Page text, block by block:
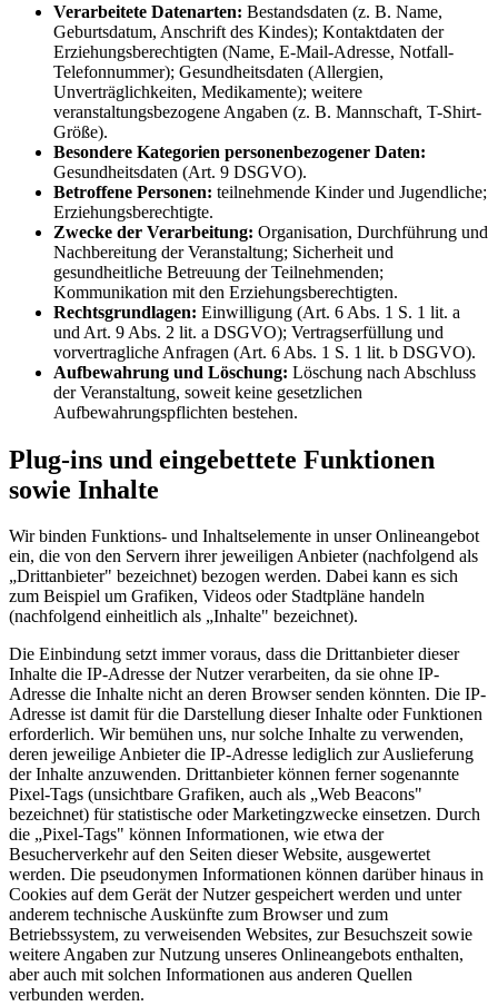
Verarbeitete Datenarten: Bestandsdaten (z. B. Name,
Geburtsdatum, Anschrift des Kindes); Kontaktdaten der
Erziehungsberechtigten (Name, E-Mail-Adresse, Notfall-
Telefonnummer); Gesundheitsdaten (Allergien,
Unverträglichkeiten, Medikamente); weitere
veranstaltungsbezogene Angaben (z. B. Mannschaft, T-Shirt-
Größe).
Besondere Kategorien personenbezogener Daten:
Gesundheitsdaten (Art. 9 DSGVO).
Betroffene Personen: teilnehmende Kinder und Jugendliche;
Erziehungsberechtigte.
Zwecke der Verarbeitung: Organisation, Durchführung und
Nachbereitung der Veranstaltung; Sicherheit und
gesundheitliche Betreuung der Teilnehmenden;
Kommunikation mit den Erziehungsberechtigten.
Rechtsgrundlagen: Einwilligung (Art. 6 Abs. 1 S. 1 lit. a
und Art. 9 Abs. 2 lit. a DSGVO); Vertragserfüllung und
vorvertragliche Anfragen (Art. 6 Abs. 1 S. 1 lit. b DSGVO).
Aufbewahrung und Löschung: Löschung nach Abschluss
der Veranstaltung, soweit keine gesetzlichen
Aufbewahrungspflichten bestehen.
Plug-ins und eingebettete Funktionen
sowie Inhalte
Wir binden Funktions- und Inhaltselemente in unser Onlineangebot
ein, die von den Servern ihrer jeweiligen Anbieter (nachfolgend als
„Drittanbieter" bezeichnet) bezogen werden. Dabei kann es sich
zum Beispiel um Grafiken, Videos oder Stadtpläne handeln
(nachfolgend einheitlich als „Inhalte" bezeichnet).
Die Einbindung setzt immer voraus, dass die Drittanbieter dieser
Inhalte die IP-Adresse der Nutzer verarbeiten, da sie ohne IP-
Adresse die Inhalte nicht an deren Browser senden könnten. Die IP-
Adresse ist damit für die Darstellung dieser Inhalte oder Funktionen
erforderlich. Wir bemühen uns, nur solche Inhalte zu verwenden,
deren jeweilige Anbieter die IP-Adresse lediglich zur Auslieferung
der Inhalte anzuwenden. Drittanbieter können ferner sogenannte
Pixel-Tags (unsichtbare Grafiken, auch als „Web Beacons"
bezeichnet) für statistische oder Marketingzwecke einsetzen. Durch
die „Pixel-Tags" können Informationen, wie etwa der
Besucherverkehr auf den Seiten dieser Website, ausgewertet
werden. Die pseudonymen Informationen können darüber hinaus in
Cookies auf dem Gerät der Nutzer gespeichert werden und unter
anderem technische Auskünfte zum Browser und zum
Betriebssystem, zu verweisenden Websites, zur Besuchszeit sowie
weitere Angaben zur Nutzung unseres Onlineangebots enthalten,
aber auch mit solchen Informationen aus anderen Quellen
verbunden werden.